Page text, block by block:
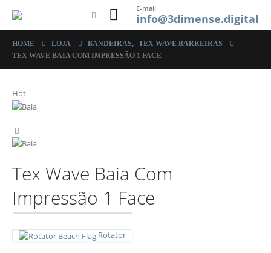
E-mail
info@3dimense.digital
HOME LOJA BANDEIRAS, TEX WAVE BARREIRAS
TEX WAVE BAIA COM IMPRESSÃO 1 FACE
Hot
Tex Wave Baia Com
Impressão 1 Face
Rotator